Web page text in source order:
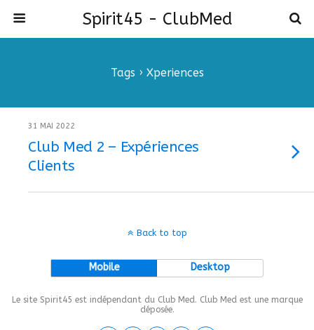
Spirit45 - ClubMed
Tags › Xperiences
31 MAI 2022
Club Med 2 – Expériences
Clients
Back to top
Mobile Desktop
Le site Spirit45 est indépendant du Club Med. Club Med est une marque
déposée.